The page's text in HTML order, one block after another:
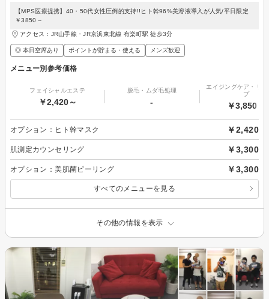
【MPS医療提携】40・50代女性圧倒的支持!!ヒト幹96%美溶液導入が人気/平日限定
￥3850～
アクセス：JR山手線・JR京浜東北線 有楽町駅 徒歩3分
◎ 本日空席あり ポイントが貯まる・使える メンズ歓迎
メニュー別参考価格
フェイシャルエステ
￥2,420～
脱毛・ムダ毛処理
-
エイジングケア・リ
プ
￥3,850～
オプション：ヒト幹マスク ￥2,420
肌測定カウンセリング ￥3,300
オプション：美肌菌ピーリング ￥3,300
すべてのメニューを見る
その他の情報を表示